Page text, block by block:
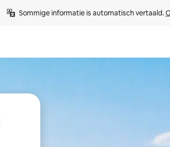
Sommige informatie is automatisch vertaald.